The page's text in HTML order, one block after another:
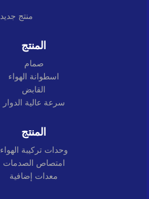
منتج جديد
المنتج
صمام
اسطوانة الهواء
القابض
سرعة عالية الدوار
المنتج
وحدات تركيبة الهواء
امتصاص الصدمات
معدات إضافية